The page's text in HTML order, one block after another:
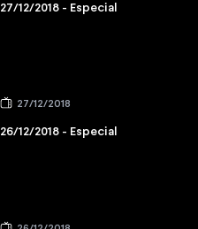
27/12/2018 - Especial
27/12/2018
26/12/2018 - Especial